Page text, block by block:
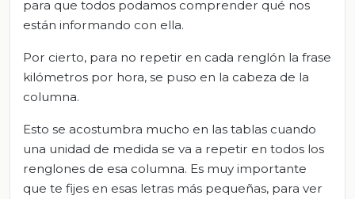
para que todos podamos comprender qué nos
están informando con ella.
Por cierto, para no repetir en cada renglón la frase
kilómetros por hora, se puso en la cabeza de la
columna.
Esto se acostumbra mucho en las tablas cuando
una unidad de medida se va a repetir en todos los
renglones de esa columna. Es muy importante
que te fijes en esas letras más pequeñas, para ver